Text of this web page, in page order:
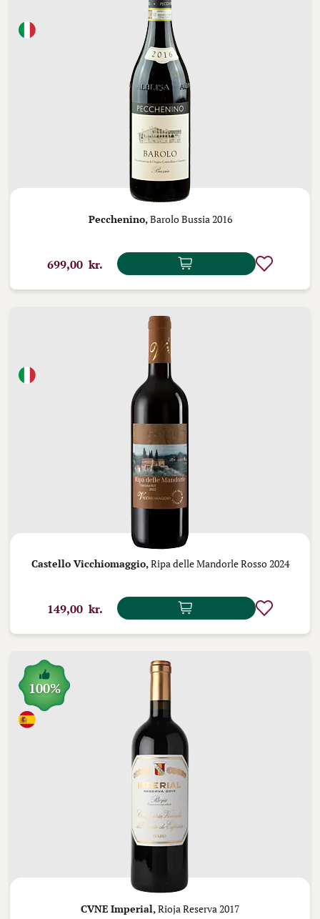
Pecchenino, Barolo Bussia 2016
699,00 kr.
Castello Vicchiomaggio,Ripa delle Mandorle Rosso 2024
149,00 kr.
100%
CVNE Imperial, Rioja Reserva 2017